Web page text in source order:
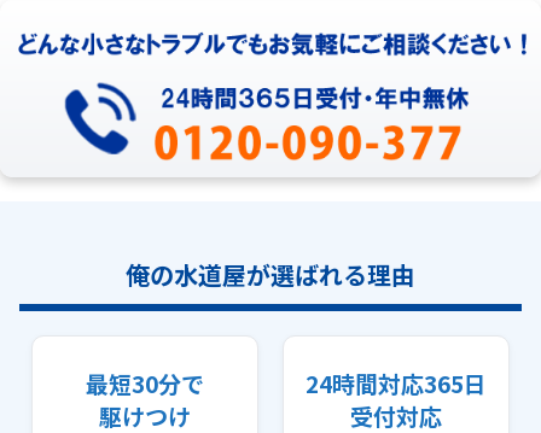
俺の水道屋が選ばれる理由
最短30分で
駆けつけ
24時間対応365日
受付対応